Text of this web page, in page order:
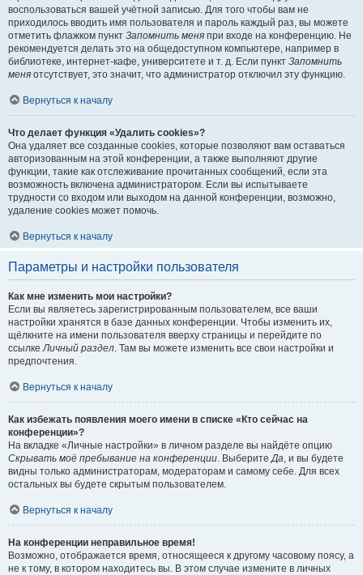
воспользоваться вашей учётной записью. Для того чтобы вам не
приходилось вводить имя пользователя и пароль каждый раз, вы можете
отметить флажком пункт Запомнить меня при входе на конференцию. Не
рекомендуется делать это на общедоступном компьютере, например в
библиотеке, интернет-кафе, университете и т. д. Если пункт Запомнить
меня отсутствует, это значит, что администратор отключил эту функцию.
Вернуться к началу
Что делает функция «Удалить cookies»?
Она удаляет все созданные cookies, которые позволяют вам оставаться
авторизованным на этой конференции, а также выполняют другие
функции, такие как отслеживание прочитанных сообщений, если эта
возможность включена администратором. Если вы испытываете
трудности со входом или выходом на данной конференции, возможно,
удаление cookies может помочь.
Вернуться к началу
Параметры и настройки пользователя
Как мне изменить мои настройки?
Если вы являетесь зарегистрированным пользователем, все ваши
настройки хранятся в базе данных конференции. Чтобы изменить их,
щёлкните на имени пользователя вверху страницы и перейдите по
ссылкеЛичный раздел. Там вы можете изменить все свои настройки и
предпочтения.
Вернуться к началу
Как избежать появления моего имени в списке «Кто сейчас на
конференции»?
На вкладке «Личные настройки» в личном разделе вы найдёте опцию
Скрывать моё пребывание на конференции. ВыберитеДа, и вы будете
видны только администраторам, модераторам и самому себе. Для всех
остальных вы будете скрытым пользователем.
Вернуться к началу
На конференции неправильное время!
Возможно, отображается время, относящееся к другому часовому поясу, а
не к тому, в котором находитесь вы. В этом случае измените в личных